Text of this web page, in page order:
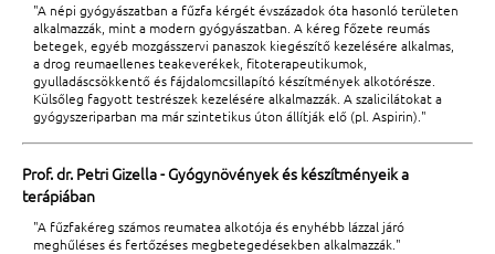
"A népi gyógyászatban a fűzfa kérgét évszázadok óta hasonló területen
alkalmazzák, mint a modern gyógyászatban. A kéreg főzete reumás
betegek, egyéb mozgásszervi panaszok kiegészítő kezelésére alkalmas,
a drog reumaellenes teakeverékek, fitoterapeutikumok,
gyulladáscsökkentő és fájdalomcsillapító készítmények alkotórésze.
Külsőleg fagyott testrészek kezelésére alkalmazzák. A szalicilátokat a
gyógyszeriparban ma már szintetikus úton állítják elő (pl. Aspirin)."
Prof. dr. Petri Gizella - Gyógynövények és készítményeik a
terápiában
"A fűzfakéreg számos reumatea alkotója és enyhébb lázzal járó
meghűléses és fertőzéses megbetegedésekben alkalmazzák."